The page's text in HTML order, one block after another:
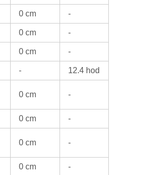
0 cm -
0 cm -
0 cm -
- 12.4 hod
0 cm -
0 cm -
0 cm -
0 cm -